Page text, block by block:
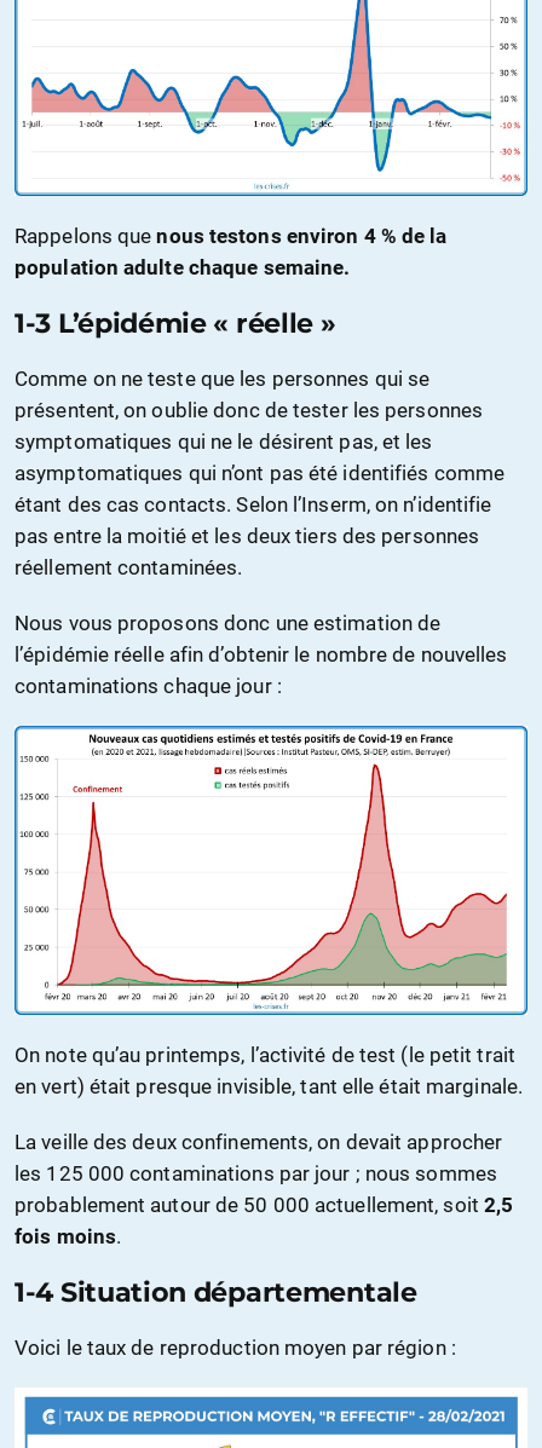
Rappelons quenous testons environ 4 % de la
population adulte chaque semaine.
1-3 L’épidémie « réelle »
Comme on ne teste que les personnes qui se
présentent, on oublie donc de tester les personnes
symptomatiques qui ne le désirent pas, et les
asymptomatiques qui n’ont pas été identifiés comme
étant des cas contacts. Selon l’Inserm, on n’identifie
pas entre la moitié et les deux tiers des personnes
réellement contaminées.
Nous vous proposons donc une estimation de
l’épidémie réelle afin d’obtenir le nombre de nouvelles
contaminations chaque jour :
On note qu’au printemps, l’activité de test (le petit trait
en vert) était presque invisible, tant elle était marginale.
La veille des deux confinements, on devait approcher
les 125 000 contaminations par jour ; nous sommes
probablement autour de 50 000 actuellement, soit 2,5
fois moins.
1-4 Situation départementale
Voici le taux de reproduction moyen par région :